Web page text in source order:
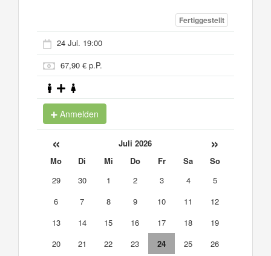
Fertiggestellt
24 Jul. 19:00
67,90 € p.P.
Anmelden
« Juli 2026 »
Mo Di Mi Do Fr Sa
So
29
30 1 2 3 4
5
6
7 8 9 10 11
12
13
14 15 16 17 18
19
20
21 22 23 24 25
26